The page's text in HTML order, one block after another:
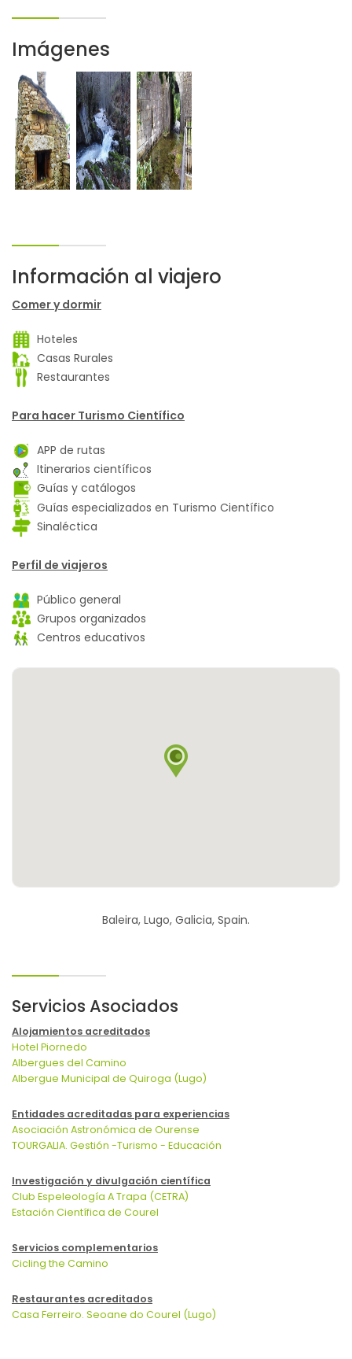
Imágenes
Información al viajero
Comer y dormir
Hoteles
Casas Rurales
Restaurantes
Para hacer Turismo Científico
APP de rutas
Itinerarios científicos
Guías y catálogos
Guías especializados en Turismo Científico
Sinaléctica
Perfil de viajeros
Público general
Grupos organizados
Centros educativos
Baleira, Lugo, Galicia, Spain.
Servicios Asociados
Alojamientos acreditados
Hotel Piornedo
Albergues del Camino
Albergue Municipal de Quiroga (Lugo)
Entidades acreditadas para experiencias
Asociación Astronómica de Ourense
TOURGALIA. Gestión -Turismo - Educación
Investigación y divulgación científica
Club Espeleología A Trapa (CETRA)
Estación Científica de Courel
Servicios complementarios
Cicling the Camino
Restaurantes acreditados
Casa Ferreiro. Seoane do Courel (Lugo)